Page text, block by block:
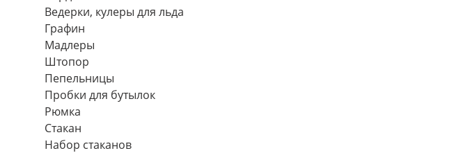
Ведерки, кулеры для льда
Графин
Мадлеры
Штопор
Пепельницы
Пробки для бутылок
Рюмка
Стакан
Набор стаканов